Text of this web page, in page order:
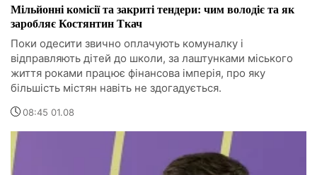
Мільйонні комісії та закриті тендери: чим володіє та як
заробляє Костянтин Ткач
Поки одесити звично оплачують комуналку і
відправляють дітей до школи, за лаштунками міського
життя роками працює фінансова імперія, про яку
більшість містян навіть не здогадується.
08:45 01.08